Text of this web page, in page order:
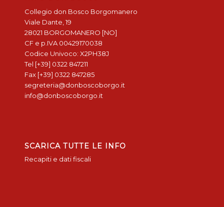
Collegio don Bosco Borgomanero
Viale Dante, 19
28021 BORGOMANERO [NO]
CF e p.IVA 00429170038
Codice Univoco: X2PH38J
Tel [+39] 0322 847211
Fax [+39] 0322 847285
segreteria@donboscoborgo.it
info@donboscoborgo.it
SCARICA TUTTE LE INFO
Recapiti e dati fiscali